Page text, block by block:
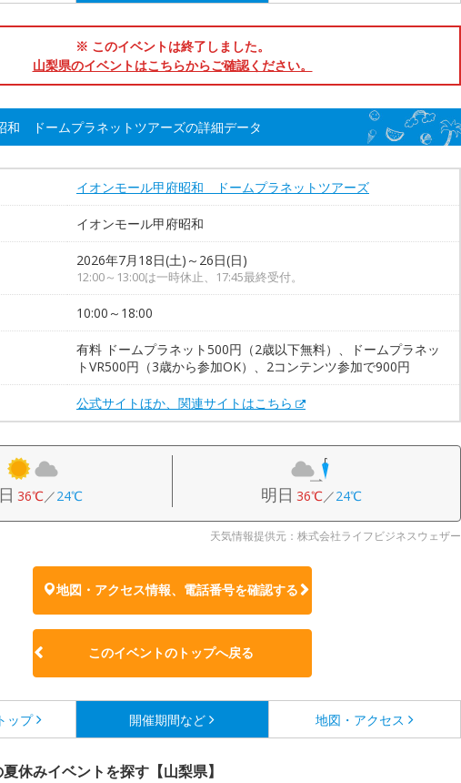
※ このイベントは終了しました。
山梨県のイベントはこちらからご確認ください。
和 ドームプラネットツアーズの詳細データ
イオンモール甲府昭和 ドームプラネットツアーズ
イオンモール甲府昭和
2026年7月18日(土)～26日(日)
12:00～13:00は一時休止、17:45最終受付。
10:00～18:00
有料 ドームプラネット500円（2歳以下無料）、ドームプラネッ
トVR500円（3歳から参加OK）、2コンテンツ参加で900円
公式サイトほか、関連サイトはこちら
36℃／24℃ 明日 36℃／24℃
天気情報提供元：株式会社ライフビジネスウェザー
地図・アクセス情報、電話番号を確認する
このイベントのトップへ戻る
トップ 開催期間など 地図・アクセス
休みイベントを探す【山梨県】